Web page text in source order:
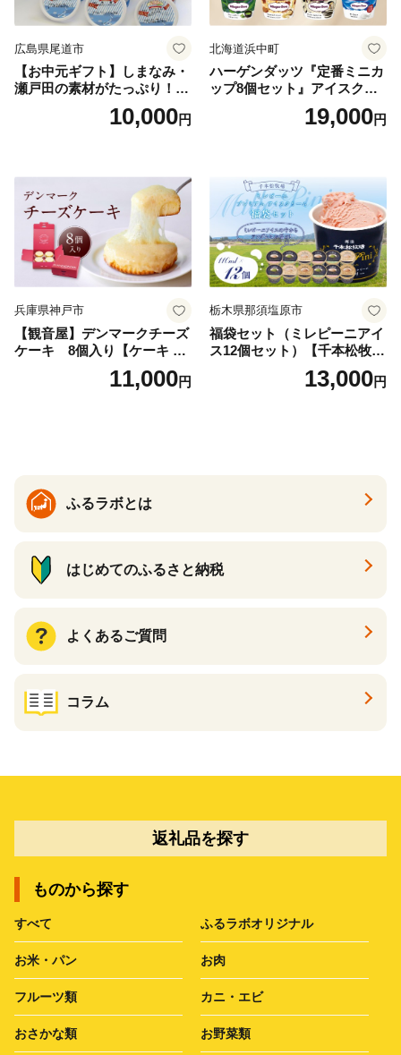
広島県尾道市
【お中元ギフト】しまなみ・
瀬戸田の素材がたっぷり！ジ
10,000円
北海道浜中町
ハーゲンダッツ『定番ミニカ
ップ8個セット』アイスクリ
ーム アイス スイーツ デザー
19,000円
兵庫県神戸市
【観音屋】デンマークチーズ
ケーキ 8個入り【ケーキ チ
ーズケーキ 人気スイーツ お
すすめスイーツ 神戸スイー
11,000円
栃木県那須塩原市
福袋セット（ミレピーニアイ
ス12個セット）【千本松牧
場】 ns025-014-12 【デザー
ト 詰め合わせ ギフト】
13,000円
ふるラボとは
はじめてのふるさと納税
よくあるご質問
コラム
返礼品を探す
ものから探す
すべて ふるラボオリジナル
お米・パン お肉
フルーツ類 カニ・エビ
おさかな類 お野菜類